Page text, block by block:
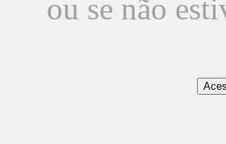
ou se não